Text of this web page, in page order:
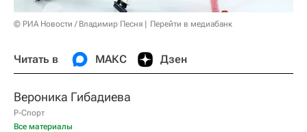
© РИА Новости / Владимир Песня Перейти в медиабанк
Читать в МАКС Дзен
Вероника Гибадиева
Р-Спорт
Все материалы